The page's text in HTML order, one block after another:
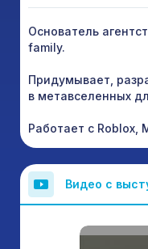
Основатель
family.
Придумывает,
в метавселенных
Работает с Roblox,
Видео с